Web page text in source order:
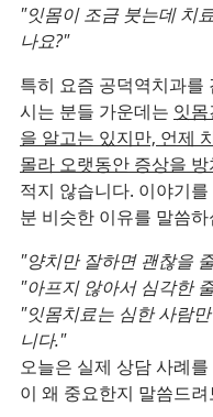
"잇몸이 조금 붓는데 치
나요?"
특히 요즘 공덕역치과를
시는 분들 가운데는 잇
을 알고는 있지만, 언제
몰라 오랫동안 증상을 방
적지 않습니다. 이야기
분 비슷한 이유를 말씀
"양치만 잘하면 괜찮을
"아프지 않아서 심각한
"잇몸치료는 심한 사람
니다."
오늘은 실제 상담 사례
이 왜 중요한지 말씀드